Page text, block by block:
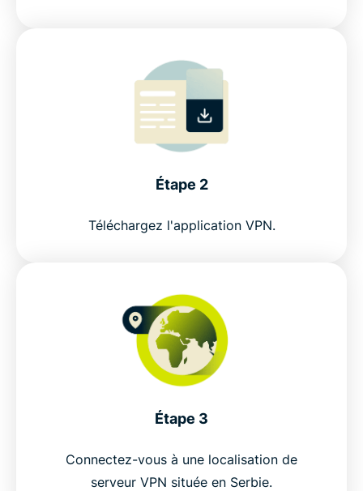
ExpressVPN pour tous les pays
Découvrez pourquoi les internautes serbes font
confiance à ExpressVPN
Étape 2
Téléchargez l'application VPN.
Étape 3
Connectez-vous à une localisation de
serveur VPN située en Serbie.